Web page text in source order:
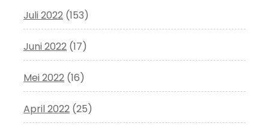
Juli 2022 (153)
Juni 2022 (17)
Mei 2022 (16)
April 2022 (25)